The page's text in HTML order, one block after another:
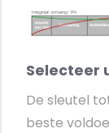
Selecteer
De sleutel
beste